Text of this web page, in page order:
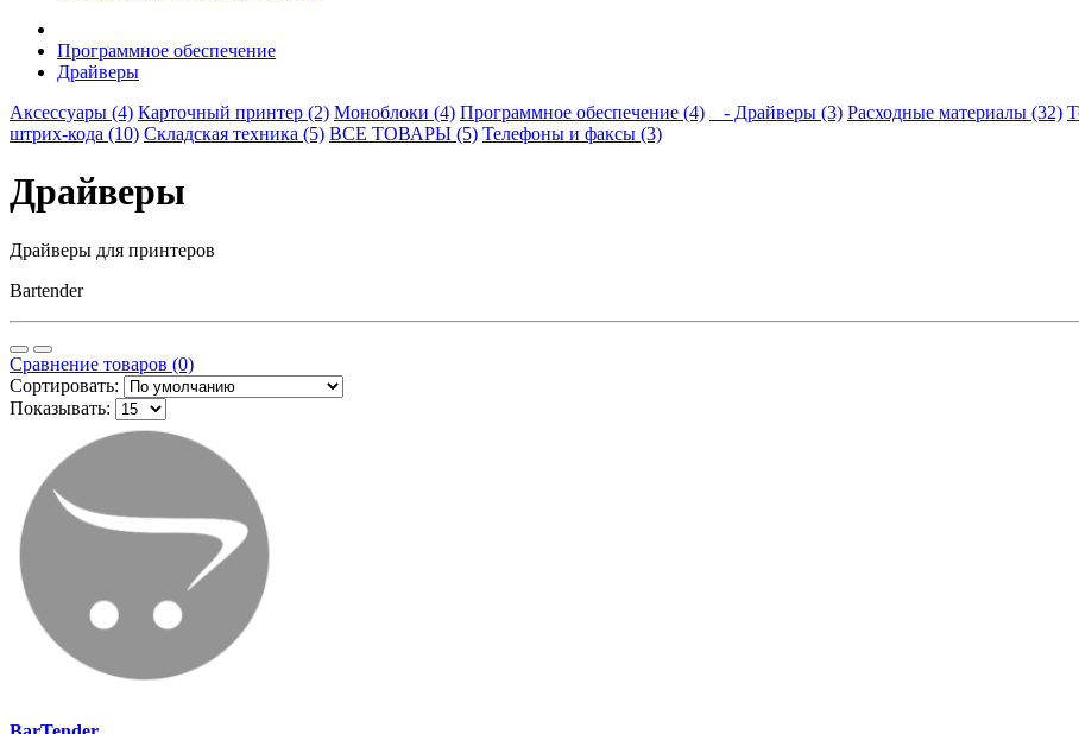
Программное обеспечение
Драйверы
Аксессуары (4) Карточный принтер (2) Моноблоки (4) Программное обеспечение (4) - Драйверы (3) Расходные материалы (32)
штрих-кода (10) Складская техника (5) ВСЕ ТОВАРЫ (5) Телефоны и факсы (3)
Драйверы
Драйверы для принтеров
Bartender
Сравнение товаров (0)
Сортировать:
Показывать: